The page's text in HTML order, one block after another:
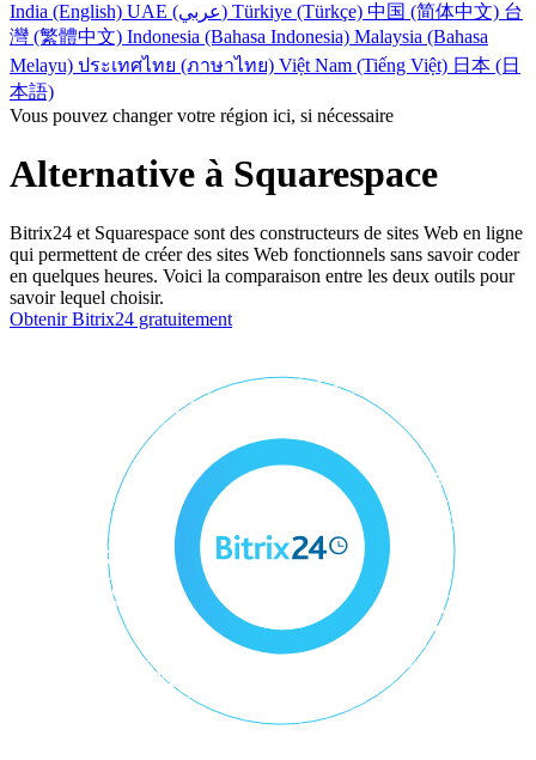
India (English)
UAE (عربي) Türkiye (Türkçe) 中国 (简体中文) 台
灣 (繁體中文) Indonesia (Bahasa Indonesia) Malaysia (Bahasa
Melayu) ประเทศไทย (ภาษาไทย) Việt Nam (Tiếng Việt) 日本 (日
本語)
Vous pouvez changer votre région ici, si nécessaire
Alternative à Squarespace
Bitrix24 et Squarespace sont des constructeurs de sites Web en ligne
qui permettent de créer des sites Web fonctionnels sans savoir coder
en quelques heures. Voici la comparaison entre les deux outils pour
savoir lequel choisir.
Obtenir Bitrix24 gratuitement